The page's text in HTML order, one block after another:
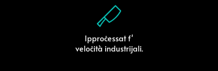
Ipproċessat f'
veloċità industrijali.